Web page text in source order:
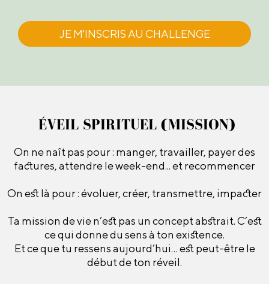
JE M'INSCRIS AU CHALLENGE
ÉVEIL SPIRITUEL (MISSION)
On ne naît pas pour : manger, travailler, payer des
factures, attendre le week-end... et recommencer
On est là pour : évoluer, créer, transmettre, impacter
Ta mission de vie n’est pas un concept abstrait. C’est
ce qui donne du sens à ton existence.
Et ce que tu ressens aujourd’hui… est peut-être le
début de ton réveil.